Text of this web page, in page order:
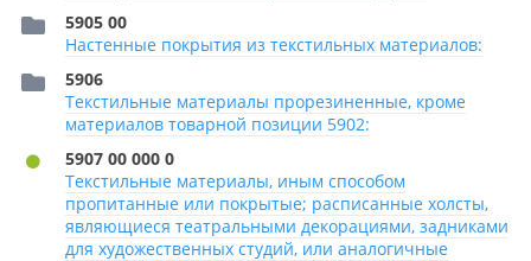
5905 00
Настенные покрытия из текстильных материалов:
5906
Текстильные материалы прорезиненные, кроме
материалов товарной позиции 5902:
5907 00 000 0
Текстильные материалы, иным способом
пропитанные или покрытые; расписанные холсты,
являющиеся театральными декорациями, задниками
для художественных студий, или аналогичные